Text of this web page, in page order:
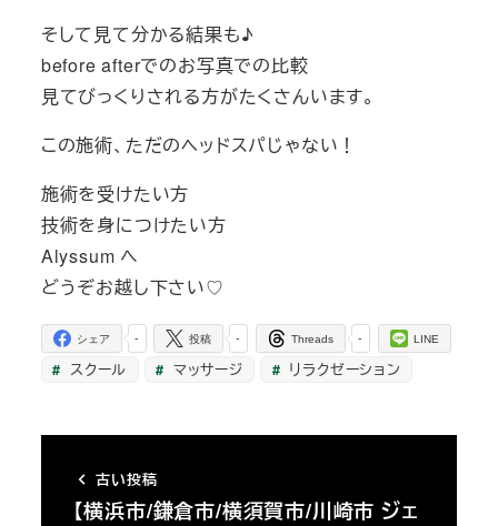
そして見て分かる結果も♪
before afterでのお写真での比較
見てびっくりされる方がたくさんいます。
この施術、ただのヘッドスパじゃない！
施術を受けたい方
技術を身につけたい方
Alyssum へ
どうぞお越し下さい♡
-
シェア -
投稿 -
Threads LINE
スクール マッサージ リラクゼーション
古い投稿
【横浜市/鎌倉市/横須賀市/川崎市 ジェ